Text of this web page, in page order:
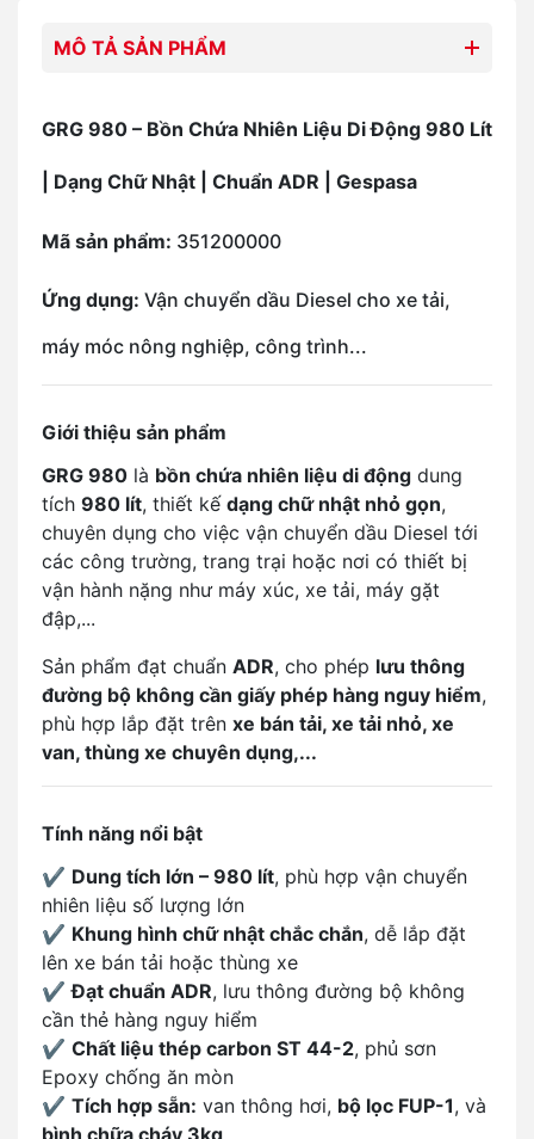
MÔ TẢ SẢN PHẨM
GRG 980 – Bồn Chứa Nhiên Liệu Di Động 980 Lít
| Dạng Chữ Nhật | Chuẩn ADR | Gespasa
Mã sản phẩm: 351200000
Ứng dụng: Vận chuyển dầu Diesel cho xe tải,
máy móc nông nghiệp, công trình...
Giới thiệu sản phẩm
GRG 980 là bồn chứa nhiên liệu di động dung
tích 980 lít, thiết kế dạng chữ nhật nhỏ gọn,
chuyên dụng cho việc vận chuyển dầu Diesel tới
các công trường, trang trại hoặc nơi có thiết bị
vận hành nặng như máy xúc, xe tải, máy gặt
đập,...
Sản phẩm đạt chuẩn ADR, cho phép lưu thông
đường bộ không cần giấy phép hàng nguy hiểm,
phù hợp lắp đặt trên xe bán tải, xe tải nhỏ, xe
van, thùng xe chuyên dụng,...
Tính năng nổi bật
✔️ Dung tích lớn – 980 lít, phù hợp vận chuyển
nhiên liệu số lượng lớn
✔️ Khung hình chữ nhật chắc chắn, dễ lắp đặt
lên xe bán tải hoặc thùng xe
✔️Đạt chuẩn ADR, lưu thông đường bộ không
cần thẻ hàng nguy hiểm
✔️ Chất liệu thép carbon ST 44-2, phủ sơn
Epoxy chống ăn mòn
✔️ Tích hợp sẵn: van thông hơi, bộ lọc FUP-1, và
bình chữa cháy 3kg